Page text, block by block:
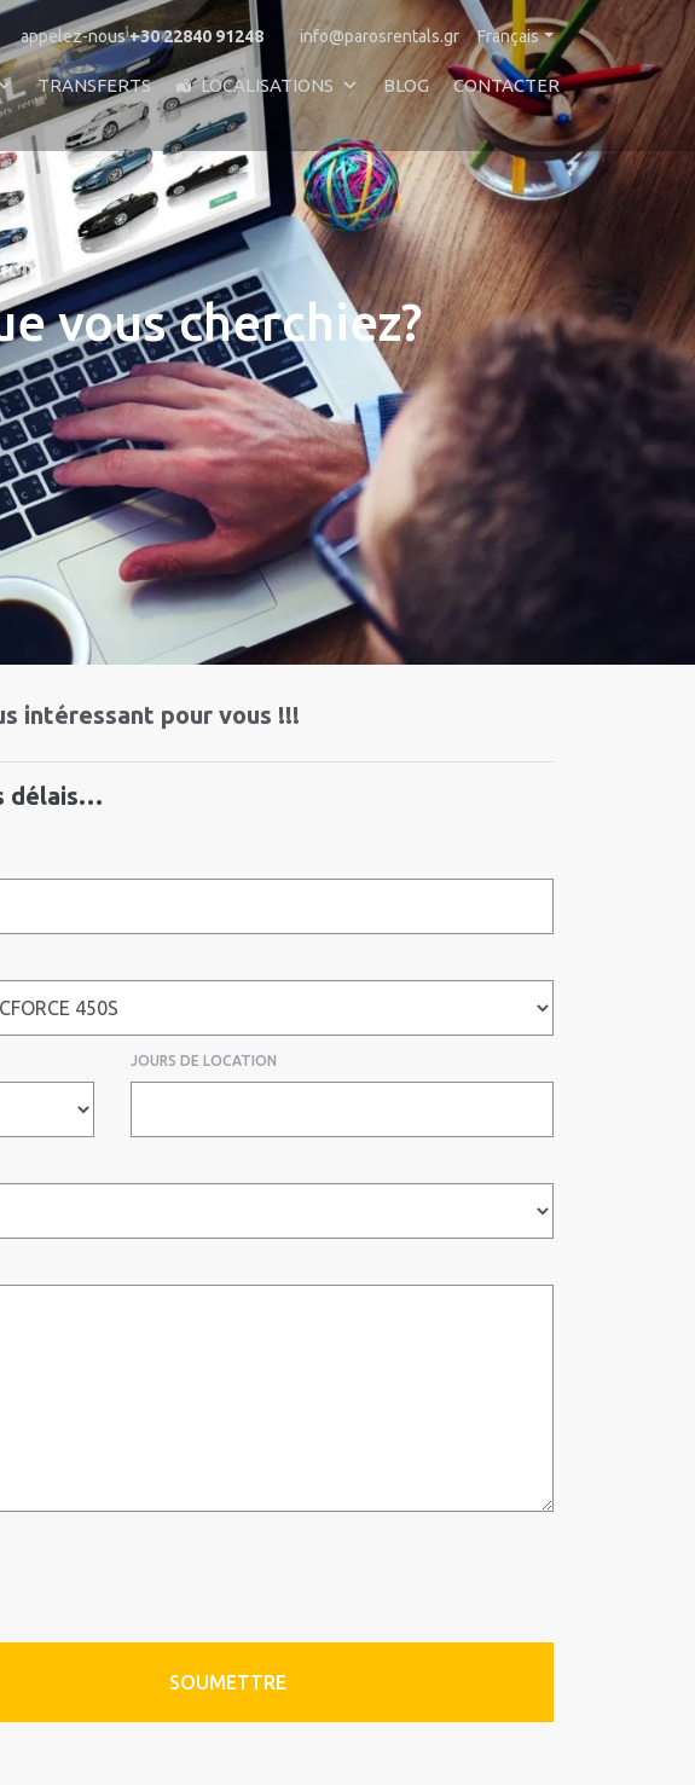
Français
info@parosrentals.gr
appelez-nous+30 22840 91248
TRANSFERTS LOCALISATIONS BLOG CONTACTER
vous cherchiez?
intéressant pour vous !!!
délais…
JOURS DE LOCATION
SOUMETTRE